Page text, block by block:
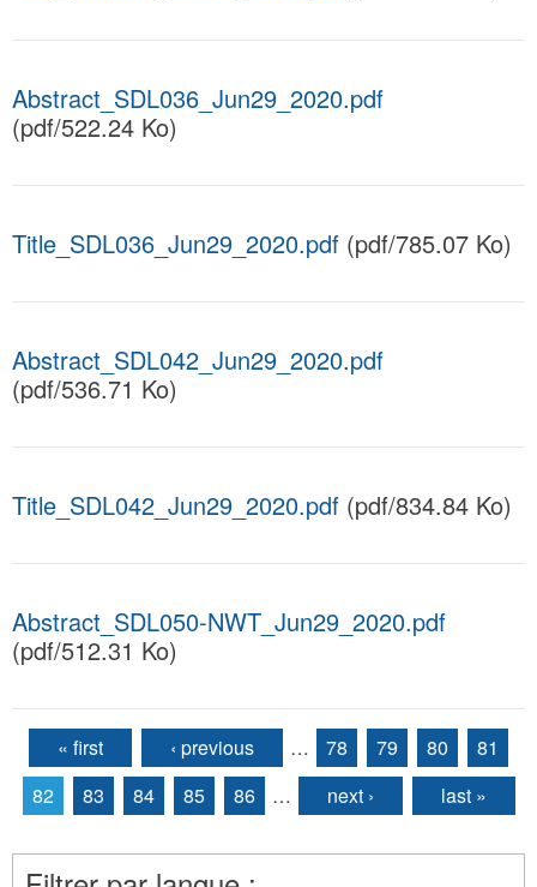
Abstract_SDL036_Jun29_2020.pdf
(pdf/522.24 Ko)
Title_SDL036_Jun29_2020.pdf (pdf/785.07 Ko)
Abstract_SDL042_Jun29_2020.pdf
(pdf/536.71 Ko)
Title_SDL042_Jun29_2020.pdf (pdf/834.84 Ko)
Abstract_SDL050-NWT_Jun29_2020.pdf
(pdf/512.31 Ko)
Pages
« first ‹ previous … 78 79 80
81
82
83 84 85 86 … next › last »